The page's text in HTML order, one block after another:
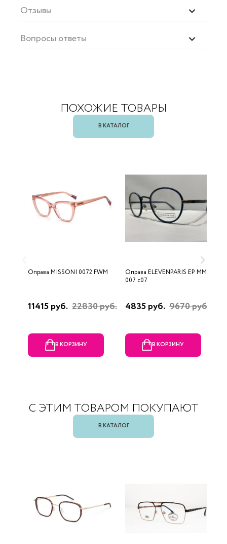
Отзывы
Вопросы ответы
ПОХОЖИЕ ТОВАРЫ
В КАТАЛОГ
Оправа MISSONI 0072 FWM
11415 руб. 22830 руб.
В КОРЗИНУ
Оправа ELEVENPARIS EP MM
007 c07
4835 руб. 9670 руб.
В КОРЗИНУ
С ЭТИМ ТОВАРОМ ПОКУПАЮТ
В КАТАЛОГ